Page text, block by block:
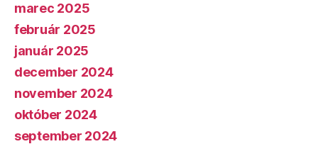
marec 2025
február 2025
január 2025
december 2024
november 2024
október 2024
september 2024